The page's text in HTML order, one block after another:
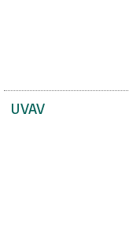
UVAV